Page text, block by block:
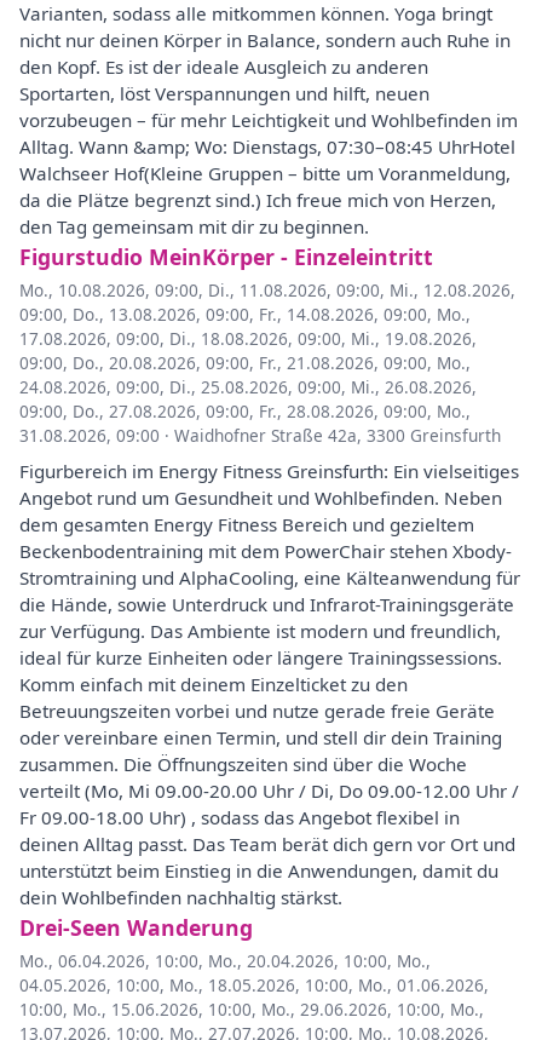
Varianten, sodass alle mitkommen können. Yoga bringt
nicht nur deinen Körper in Balance, sondern auch Ruhe in
den Kopf. Es ist der ideale Ausgleich zu anderen
Sportarten, löst Verspannungen und hilft, neuen
vorzubeugen – für mehr Leichtigkeit und Wohlbefinden im
Alltag. Wann &amp; Wo: Dienstags, 07:30–08:45 UhrHotel
Walchseer Hof(Kleine Gruppen – bitte um Voranmeldung,
da die Plätze begrenzt sind.) Ich freue mich von Herzen,
den Tag gemeinsam mit dir zu beginnen.
Figurstudio MeinKörper - Einzeleintritt
Mo., 10.08.2026, 09:00, Di., 11.08.2026, 09:00, Mi., 12.08.2026,
09:00, Do., 13.08.2026, 09:00, Fr., 14.08.2026, 09:00, Mo.,
17.08.2026, 09:00, Di., 18.08.2026, 09:00, Mi., 19.08.2026,
09:00, Do., 20.08.2026, 09:00, Fr., 21.08.2026, 09:00, Mo.,
24.08.2026, 09:00, Di., 25.08.2026, 09:00, Mi., 26.08.2026,
09:00, Do., 27.08.2026, 09:00, Fr., 28.08.2026, 09:00, Mo.,
31.08.2026, 09:00 · Waidhofner Straße 42a, 3300 Greinsfurth
Figurbereich im Energy Fitness Greinsfurth: Ein vielseitiges
Angebot rund um Gesundheit und Wohlbefinden. Neben
dem gesamten Energy Fitness Bereich und gezieltem
Beckenbodentraining mit dem PowerChair stehen Xbody-
Stromtraining und AlphaCooling, eine Kälteanwendung für
die Hände, sowie Unterdruck und Infrarot-Trainingsgeräte
zur Verfügung. Das Ambiente ist modern und freundlich,
ideal für kurze Einheiten oder längere Trainingssessions.
Komm einfach mit deinem Einzelticket zu den
Betreuungszeiten vorbei und nutze gerade freie Geräte
oder vereinbare einen Termin, und stell dir dein Training
zusammen. Die Öffnungszeiten sind über die Woche
verteilt (Mo, Mi 09.00-20.00 Uhr / Di, Do 09.00-12.00 Uhr /
Fr 09.00-18.00 Uhr) , sodass das Angebot flexibel in
deinen Alltag passt. Das Team berät dich gern vor Ort und
unterstützt beim Einstieg in die Anwendungen, damit du
dein Wohlbefinden nachhaltig stärkst.
Drei-Seen Wanderung
Mo., 06.04.2026, 10:00, Mo., 20.04.2026, 10:00, Mo.,
04.05.2026, 10:00, Mo., 18.05.2026, 10:00, Mo., 01.06.2026,
10:00, Mo., 15.06.2026, 10:00, Mo., 29.06.2026, 10:00, Mo.,
13.07.2026, 10:00, Mo., 27.07.2026, 10:00, Mo., 10.08.2026,